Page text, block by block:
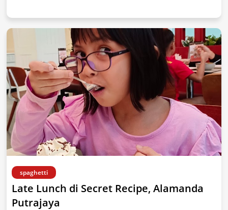
spaghetti
Late Lunch di Secret Recipe, Alamanda
Putrajaya